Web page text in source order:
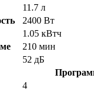
11.7 л
2400 Вт
1.05 кВтч
210 мин
52 дБ
4